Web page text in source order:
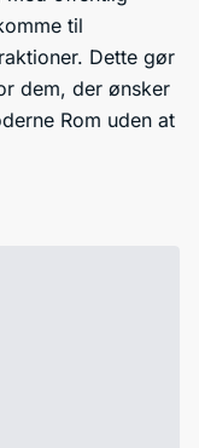
til
Dette gør
dem, der ønsker
Rom uden at